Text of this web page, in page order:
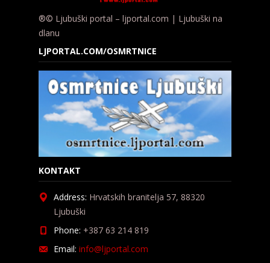
®© Ljubuški portal – ljportal.com | Ljubuški na
dlanu
LJPORTAL.COM/OSMRTNICE
KONTAKT
Address: Hrvatskih branitelja 57, 88320
Ljubuški
Phone: +387 63 214 819
Email: info@ljportal.com